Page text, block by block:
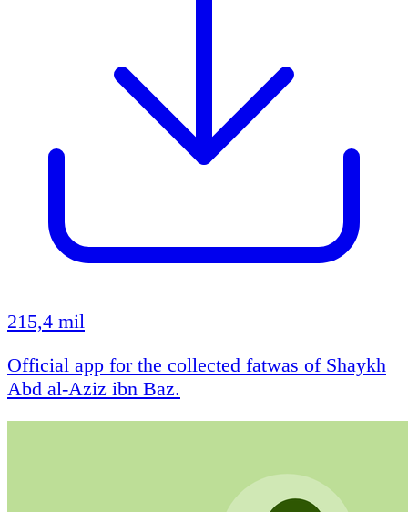
215,4 mil
Official app for the collected fatwas of Shaykh
Abd al-Aziz ibn Baz.